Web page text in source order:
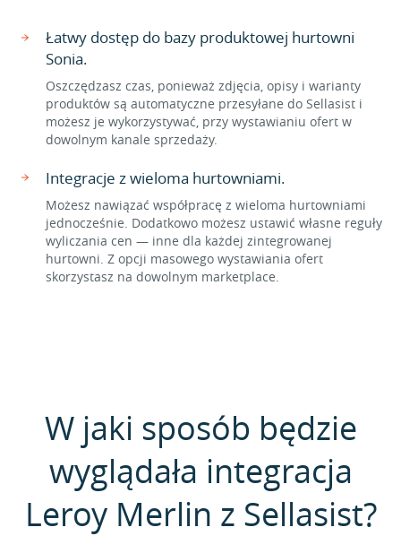
Łatwy dostęp do bazy produktowej hurtowni
Sonia.
Oszczędzasz czas, ponieważ zdjęcia, opisy i warianty
produktów są automatyczne przesyłane do Sellasist i
możesz je wykorzystywać, przy wystawianiu ofert w
dowolnym kanale sprzedaży.
Integracje z wieloma hurtowniami.
Możesz nawiązać współpracę z wieloma hurtowniami
jednocześnie. Dodatkowo możesz ustawić własne reguły
wyliczania cen — inne dla każdej zintegrowanej
hurtowni. Z opcji masowego wystawiania ofert
skorzystasz na dowolnym marketplace.
W jaki sposób będzie
wyglądała integracja
Leroy Merlin z Sellasist?